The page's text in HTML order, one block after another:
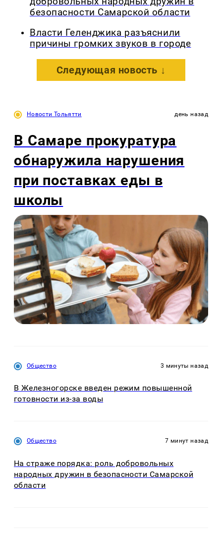
безопасности Самарской области
Власти Геленджика разъяснили
причины громких звуков в городе
Следующая новость ↓
Новости Тольятти день назад
В Самаре прокуратура
обнаружила нарушения
при поставках еды в
школы
Общество 3 минуты назад
В Железногорске введен режим повышенной
готовности из-за воды
Общество 7 минут назад
На страже порядка: роль добровольных
народных дружин в безопасности Самарской
области